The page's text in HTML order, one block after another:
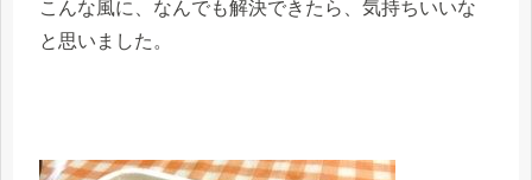
こんな風に、なんでも解決できたら、気持ちいいな
と思いました。